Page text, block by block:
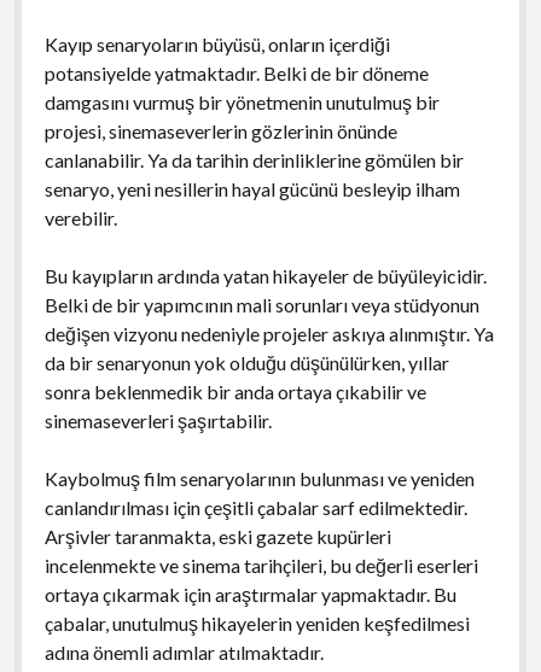
Kayıp senaryoların büyüsü, onların içerdiği
potansiyelde yatmaktadır. Belki de bir döneme
damgasını vurmuş bir yönetmenin unutulmuş bir
projesi, sinemaseverlerin gözlerinin önünde
canlanabilir. Ya da tarihin derinliklerine gömülen bir
senaryo, yeni nesillerin hayal gücünü besleyip ilham
verebilir.
Bu kayıpların ardında yatan hikayeler de büyüleyicidir.
Belki de bir yapımcının mali sorunları veya stüdyonun
değişen vizyonu nedeniyle projeler askıya alınmıştır. Ya
da bir senaryonun yok olduğu düşünülürken, yıllar
sonra beklenmedik bir anda ortaya çıkabilir ve
sinemaseverleri şaşırtabilir.
Kaybolmuş film senaryolarının bulunması ve yeniden
canlandırılması için çeşitli çabalar sarf edilmektedir.
Arşivler taranmakta, eski gazete kupürleri
incelenmekte ve sinema tarihçileri, bu değerli eserleri
ortaya çıkarmak için araştırmalar yapmaktadır. Bu
çabalar, unutulmuş hikayelerin yeniden keşfedilmesi
adına önemli adımlar atılmaktadır.